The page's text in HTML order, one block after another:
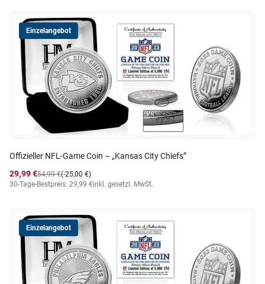
Einzelangebot
Offizieller NFL-Game Coin – „Kansas City Chiefs”
29,99 €
(-25,00 €)
54,99 €
30-Tage-Bestpreis: 29,99 €inkl. gesetzl. MwSt.
Einzelangebot